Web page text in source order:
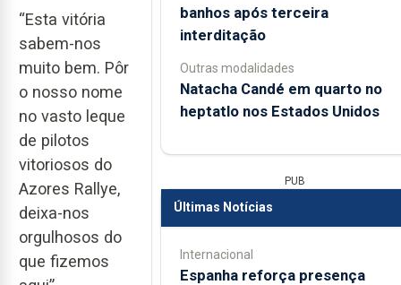
“Esta vitória
sabem-nos
muito bem. Pôr
o nosso nome
no vasto leque
de pilotos
vitoriosos do
Azores Rallye,
deixa-nos
orgulhosos do
que fizemos
banhos após terceira
interditação
Outras modalidades
Natacha Candé em quarto no
heptatlo nos Estados Unidos
PUB
Últimas Notícias
Internacional
Espanha reforça presença